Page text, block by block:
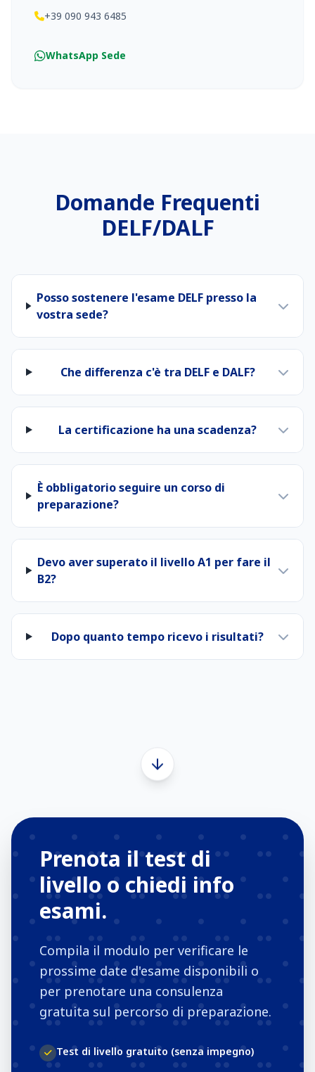
+39 090 943 6485
WhatsApp Sede
Domande Frequenti
DELF/DALF
Posso sostenere l'esame DELF presso la
vostra sede?
Che differenza c'è tra DELF e DALF?
La certificazione ha una scadenza?
È obbligatorio seguire un corso di
preparazione?
Devo aver superato il livello A1 per fare il
B2?
Dopo quanto tempo ricevo i risultati?
Prenota il test di
livello o chiedi info
esami.
Compila il modulo per verificare le
prossime date d'esame disponibili o
per prenotare una consulenza
gratuita sul percorso di preparazione.
Test di livello gratuito (senza impegno)